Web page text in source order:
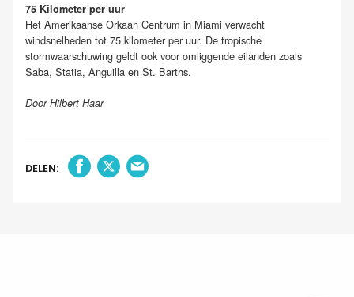
75 Kilometer per uur
Het Amerikaanse Orkaan Centrum in Miami verwacht
windsnelheden tot 75 kilometer per uur. De tropische
stormwaarschuwing geldt ook voor omliggende eilanden zoals
Saba, Statia, Anguilla en St. Barths.
Door Hilbert Haar
DELEN: